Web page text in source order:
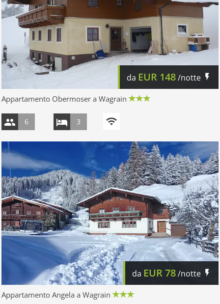
da EUR 148/notte
Appartamento Obermoser a Wagrain
6 3
da EUR78/notte
Appartamento Angela a Wagrain